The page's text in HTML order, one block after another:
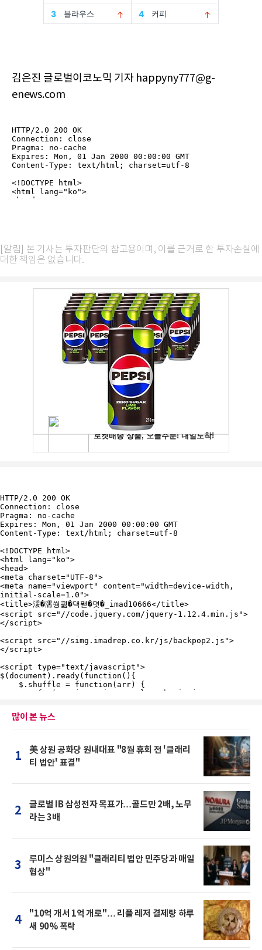
김은진 글로벌이코노믹 기자 happyny777@g-
enews.com
[알림] 본 기사는 투자판단의 참고용이며, 이를 근거로 한 투자손실에
대한 책임은 없습니다.
많이 본 뉴스
1
美 상원 공화당 원내대표 "8월 휴회 전 '클래리
티 법안' 표결"
2
글로벌 IB 삼성전자 목표가…골드만 2배, 노무
라는 3배
3
루미스 상원의원 "클래리티 법안 민주당과 매일
협상"
4
"10억 개서 1억 개로"… 리플 레저 결제량 하루
새 90% 폭락